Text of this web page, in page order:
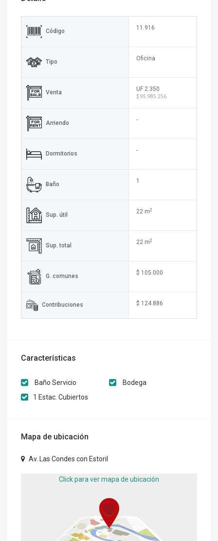
Código
11.916
Tipo
Oficina
Venta
UF 2.350
$ 95.985.256
Arriendo
-
Dormitorios
-
Baño
1
Sup. útil
22 m2
Sup. total
22 m2
G. comunes
$ 105.000
Contribuciones $ 124.886
Características
Baño Servicio
Bodega
1 Estac. Cubiertos
Mapa de ubicación
Av. Las Condes con Estoril
Click para ver mapa de ubicación